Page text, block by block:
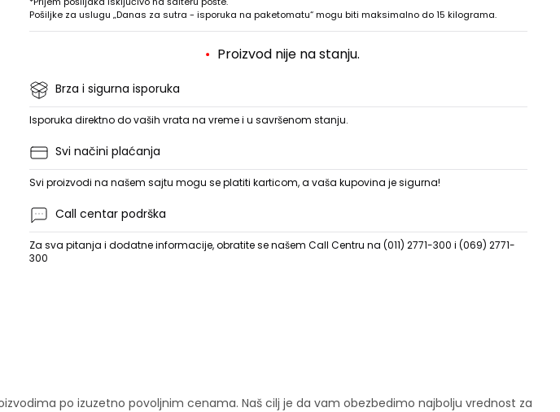
Pošiljke za uslugu „Danas za sutra - isporuka na paketomatu“ mogu biti maksimalno do 15 kilograma.
Proizvod nije na stanju.
Brza i sigurna isporuka
Isporuka direktno do vaših vrata na vreme i u savršenom stanju.
Svi načini plaćanja
Svi proizvodi na našem sajtu mogu se platiti karticom, a vaša kupovina je sigurna!
Call centar podrška
Za sva pitanja i dodatne informacije, obratite se našem Call Centru na (011) 2771-300 i (069) 2771-
300
po izuzetno povoljnim cenama. Naš cilj je da vam obezbedimo najbolju vrednost za